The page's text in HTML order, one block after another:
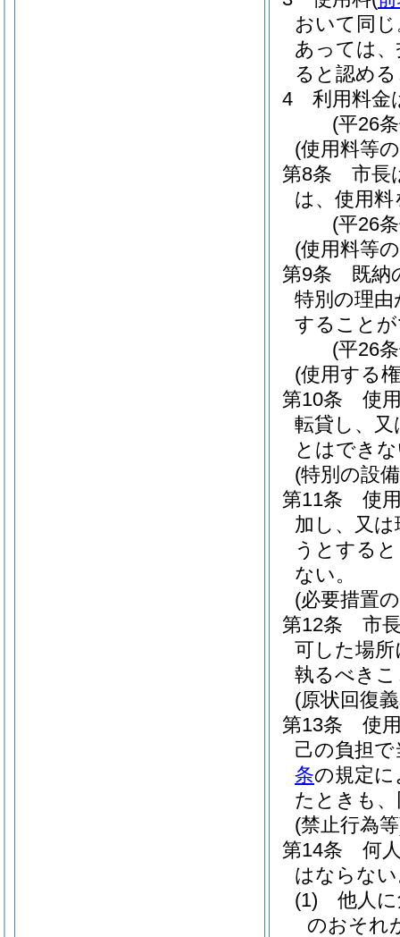
おいて同じ
あっては
ると認め
4
利用料金
(平26
(使用料等
第8条
市長
は、使用
(平26
(使用料等
第9条
既納
特別の理
すること
(平26
(使用する
第10条
使
転貸し、
とはでき
(特別の設
第11条
使
加し、又
うとする
ない。
(必要措置
第12条
市
可した場
執るべき
(原状回復
第13条
使
己の負担
条の規定
たときも
(禁止行為
第14条
何
はならな
(1)
他人
のおそれ